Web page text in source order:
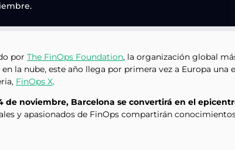
por The FinOps Foundation, la organización global
la nube, este año llega por primera vez a Europa
FinOps X.
de noviembre, Barcelona se convertirá en el
y apasionados de FinOps compartirán